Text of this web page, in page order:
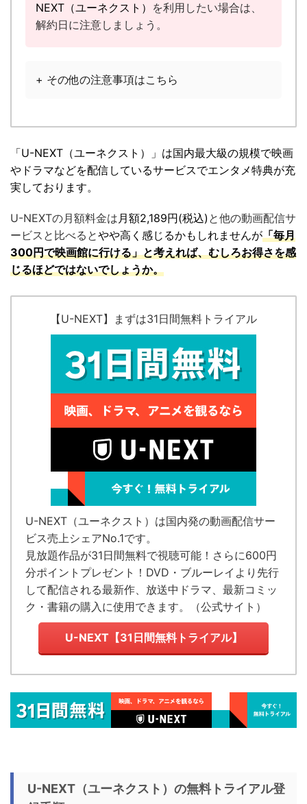
NEXT（ユーネクスト） を利用したい場合は、
解約日に注意しましょう。
+ その他の注意事項はこちら
「U-NEXT（ユーネクスト）」は国内最大級の規模で映画
やドラマなどを配信しているサービスでエンタメ特典が充
実しております。
U-NEXTの月額料金は月額2,189円(税込) と他の動画配信サ
ービスと比べるとやや高く感じるかもしれませんが「毎月
300円で映画館に行ける」と考えれば、むしろお得さを感
じるほどではないでしょうか。
【U-NEXT】まずは31日間無料トライアル
U-NEXT（ユーネクスト） は国内発の動画配信サー
ビス売上シェアNo.1です。
見放題作品が31日間無料で視聴可能！ さらに600円
分ポイントプレゼント！DVD・ブルーレイより先行
して配信される最新作、放送中ドラマ、最新コミッ
ク・書籍の購入に使用できます。（公式サイト ）
U-NEXT【31日間無料トライアル】
U-NEXT（ユーネクスト）の無料トライアル登